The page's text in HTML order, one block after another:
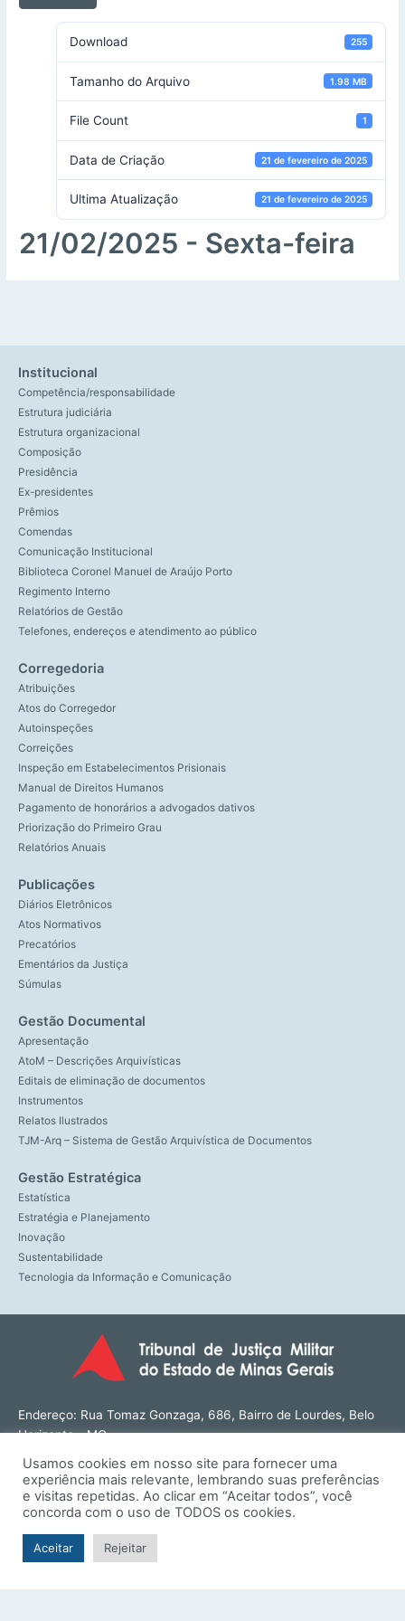
Download 255
Tamanho do Arquivo 1.98 MB
File Count 1
Data de Criação 21 de fevereiro de 2025
Ultima Atualização 21 de fevereiro de 2025
21/02/2025 - Sexta-feira
Institucional
Competência/responsabilidade
Estrutura judiciária
Estrutura organizacional
Composição
Presidência
Ex-presidentes
Prêmios
Comendas
Comunicação Institucional
Biblioteca Coronel Manuel de Araújo Porto
Regimento Interno
Relatórios de Gestão
Telefones, endereços e atendimento ao público
Corregedoria
Atribuições
Atos do Corregedor
Autoinspeções
Correições
Inspeção em Estabelecimentos Prisionais
Manual de Direitos Humanos
Pagamento de honorários a advogados dativos
Priorização do Primeiro Grau
Relatórios Anuais
Publicações
Diários Eletrônicos
Atos Normativos
Precatórios
Ementários da Justiça
Súmulas
Gestão Documental
Apresentação
AtoM – Descrições Arquivísticas
Editais de eliminação de documentos
Instrumentos
Relatos Ilustrados
TJM-Arq – Sistema de Gestão Arquivística de Documentos
Gestão Estratégica
Estatística
Estratégia e Planejamento
Inovação
Sustentabilidade
Tecnologia da Informação e Comunicação
Endereço: Rua Tomaz Gonzaga, 686, Bairro de Lourdes, Belo
Horizonte - MG
Tel: (31) 3274-1566
Contato: ouvidoria@tjmmg.jus.br
Funcionamento: Segunda a Sexta, das 8h às 18h
Usamos cookies em nosso site para fornecer uma
experiência mais relevante, lembrando suas preferências
e visitas repetidas. Ao clicar em “Aceitar todos”, você
concorda com o uso de TODOS os cookies.
Aceitar Rejeitar